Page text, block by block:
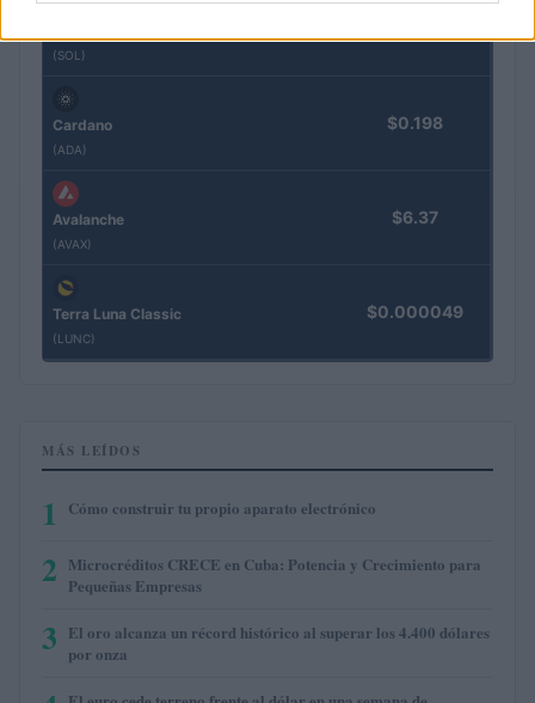
(SOL)
Cardano
(ADA)
$0.198
Avalanche
(AVAX)
$6.37
Terra Luna Classic
(LUNC)
$0.000049
MÁS LEÍDOS
1 Cómo construir tu propio aparato electrónico
2 Microcréditos CRECE en Cuba: Potencia y Crecimiento para
Pequeñas Empresas
3 El oro alcanza un récord histórico al superar los 4.400 dólares
por onza